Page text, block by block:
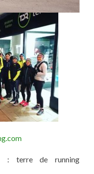
: terre de running